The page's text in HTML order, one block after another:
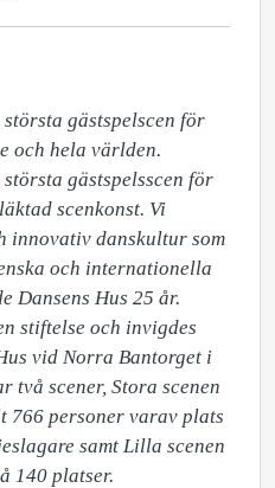
gästspelscen för
och hela världen.
gästspelsscen för
scenkonst. Vi
innovativ danskultur som
och internationella
Dansens Hus 25 år.
stiftelse och invigdes
vid Norra Bantorget i
två scener, Stora scenen
766 personer varav plats
samt Lilla scenen
140 platser.